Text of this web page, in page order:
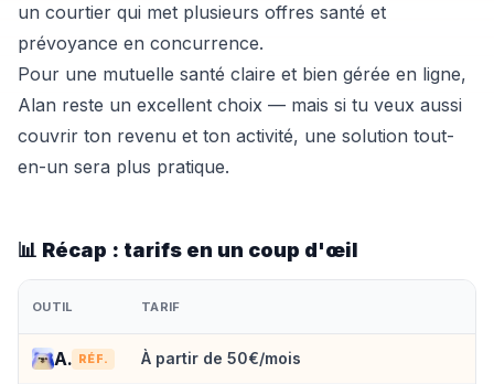
un courtier qui met plusieurs offres santé et
prévoyance en concurrence.
Pour une mutuelle santé claire et bien gérée en ligne,
Alan reste un excellent choix — mais si tu veux aussi
couvrir ton revenu et ton activité, une solution tout-
en-un sera plus pratique.
📊 Récap : tarifs en un coup d'œil
OUTIL TARIF
AlanRÉF. À partir de 50€/mois